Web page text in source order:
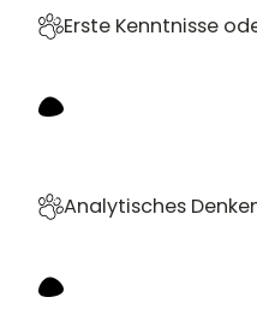
Erste Kenntnisse
Analytisches